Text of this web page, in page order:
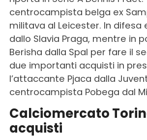
centrocampista belga ex
militava al Leicester. In difesa
dallo Slavia Praga, mentre in
Berisha dalla Spal per fare il
due importanti acquisti in
l’attaccante Pjaca dalla
centrocampista Pobega dal
Calciomercato
acquisti